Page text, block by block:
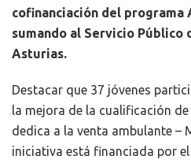
cofinanciación del programa
sumando al Servicio Público
Asturias.
Destacar que 37 jóvenes
la mejora de la cualificación
dedica a la venta ambulante –
iniciativa está financiada por